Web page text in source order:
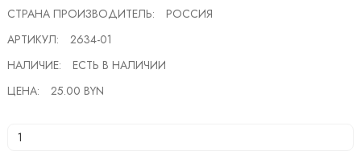
СТРАНА ПРОИЗВОДИТЕЛЬ:
РОССИЯ
АРТИКУЛ:
2634-01
НАЛИЧИЕ:
ЕСТЬ В НАЛИЧИИ
ЦЕНА:
25.00 BYN